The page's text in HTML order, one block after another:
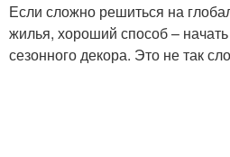
Если сложно решиться на
жилья, хороший способ –
сезонного декора. Это не так